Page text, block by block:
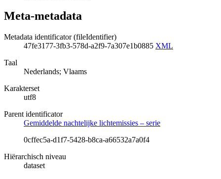
Meta-metadata
Metadata identificator (fileIdentifier)
47fe3177-3fb3-578d-a2f9-7a307e1b0885 XML
Taal
Nederlands; Vlaams
Karakterset
utf8
Parent identificator
Gemiddelde nachtelijke lichtemissies – serie
0cffec5a-d1f7-5428-b8ca-a66532a7a0f4
Hiërarchisch niveau
dataset